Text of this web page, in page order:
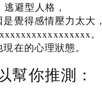
避型人格，
覺得感情壓力太大，
。
在的心理狀態。
幫你推測：